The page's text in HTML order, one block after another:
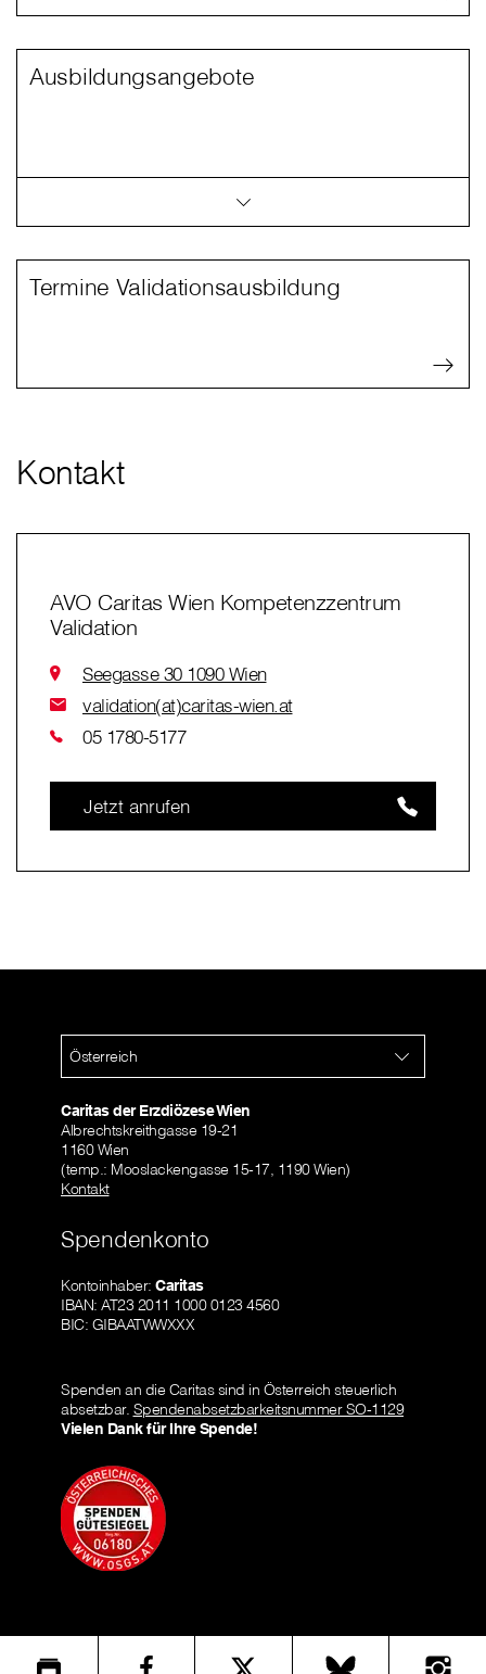
Ausbildungsangebote
Termine Validationsausbildung
Kontakt
AVO Caritas Wien Kompetenzzentrum
Validation
Seegasse 30 1090 Wien
validation(at)caritas-wien.at
05 1780-5177
Jetzt anrufen
Österreich
Caritas der Erzdiözese Wien
Albrechtskreithgasse 19-21
1160 Wien
(temp.: Mooslackengasse 15-17, 1190 Wien)
Kontakt
Spendenkonto
Kontoinhaber: Caritas
IBAN: AT23 2011 1000 0123 4560
BIC: GIBAATWWXXX
Spenden an die Caritas sind in Österreich steuerlich
absetzbar. Spendenabsetzbarkeitsnummer SO-1129
Vielen Dank für Ihre Spende!